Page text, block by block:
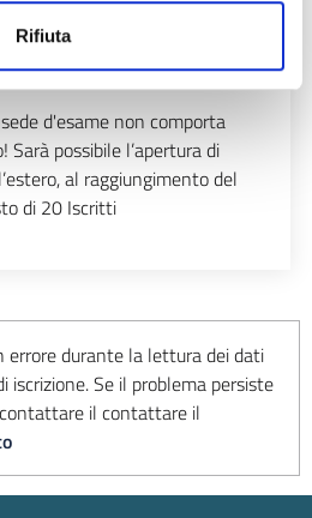
RifiutaOttobre
Dicembre(sedi esame).
d'esame non comporta
possibile l’apertura di
al raggiungimento del
di 20 Iscritti
errore durante la lettura dei dati
iscrizione. Se il problema persiste
il contattare il